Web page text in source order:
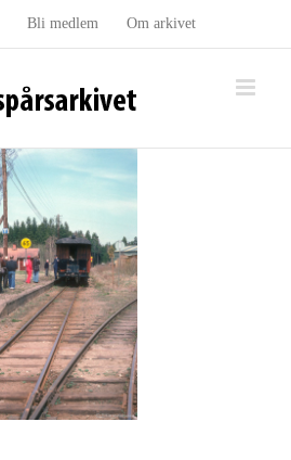
Bli medlem Om arkivet